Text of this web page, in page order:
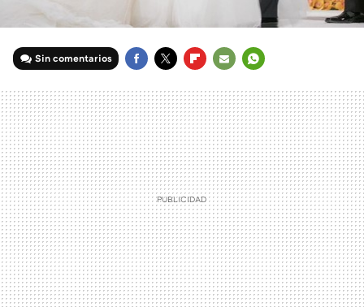
Sin comentarios
MAIL